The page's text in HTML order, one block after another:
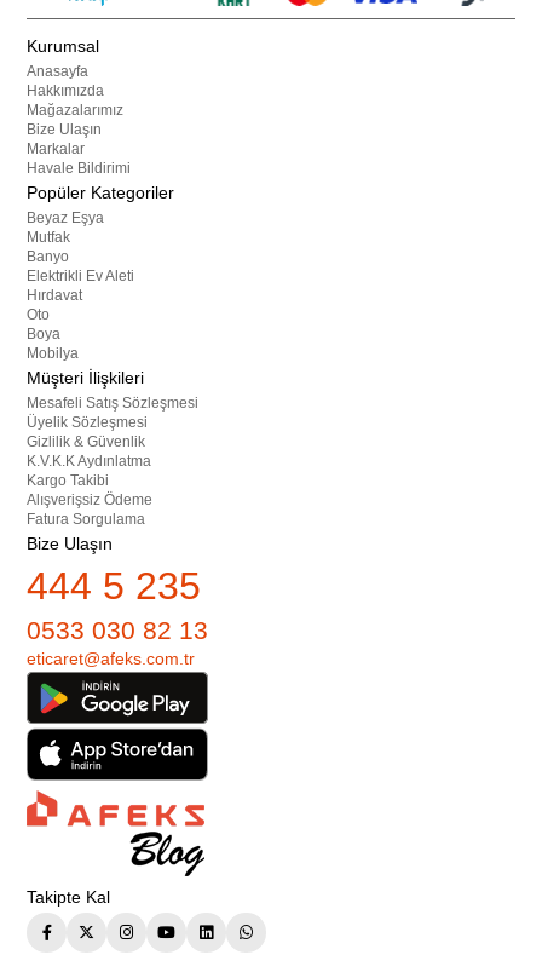
Kurumsal
Anasayfa
Hakkımızda
Mağazalarımız
Bize Ulaşın
Markalar
Havale Bildirimi
Popüler Kategoriler
Beyaz Eşya
Mutfak
Banyo
Elektrikli Ev Aleti
Hırdavat
Oto
Boya
Mobilya
Müşteri İlişkileri
Mesafeli Satış Sözleşmesi
Üyelik Sözleşmesi
Gizlilik & Güvenlik
K.V.K.K Aydınlatma
Kargo Takibi
Alışverişsiz Ödeme
Fatura Sorgulama
Bize Ulaşın
444 5 235
0533 030 82 13
eticaret@afeks.com.tr
Takipte Kal